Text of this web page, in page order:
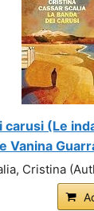
carusi (Le
Vanina
Cristina